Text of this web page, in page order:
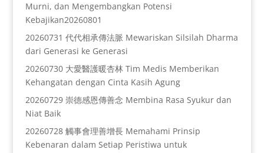
Murni, dan Mengembangkan Potensi
Kebajikan20260801
20260731 代代相承傳法脈 Mewariskan Silsilah Dharma
dari Generasi ke Generasi
20260730 大愛醫護暖杏林 Tim Medis Memberikan
Kehangatan dengan Cinta Kasih Agung
20260729 崇德感恩傳善念 Membina Rasa Syukur dan
Niat Baik
20260728 觸事會理善增長 Memahami Prinsip
Kebenaran dalam Setiap Peristiwa untuk